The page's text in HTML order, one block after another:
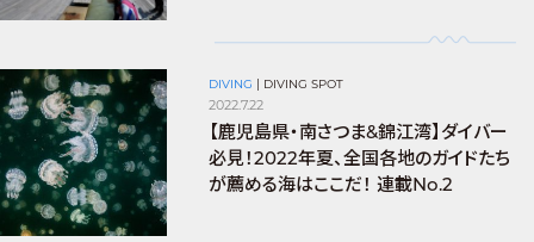
DIVING DIVING SPOT
2022.7.22
【鹿児島県・南さつま&錦江湾】ダイバー
必見！2022年夏、全国各地のガイドたち
が薦める海はここだ！ 連載No.2